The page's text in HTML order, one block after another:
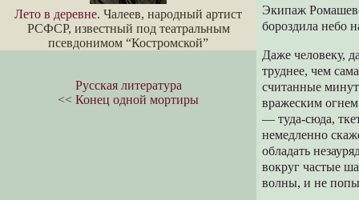
Экипаж
бороздила небо
Даже человеку,
труднее, чем
считанные
вражеским
— туда-сюда,
немедленно
обладать
вокруг частые
волны, и не
Лето в деревне. Чалеев, народный артист
РСФСР, известный под театральным
псевдонимом “Костромской”
Русская литература
<< Конец одной мортиры